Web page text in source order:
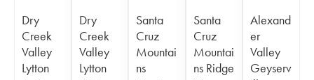
Dry
Creek
Valley
Lytton
Dry
Creek
Valley
Lytton
Santa
Cruz
Mountai
ns
Santa
Cruz
Mountai
ns Ridge
Alexand
er
Valley
Geyserv